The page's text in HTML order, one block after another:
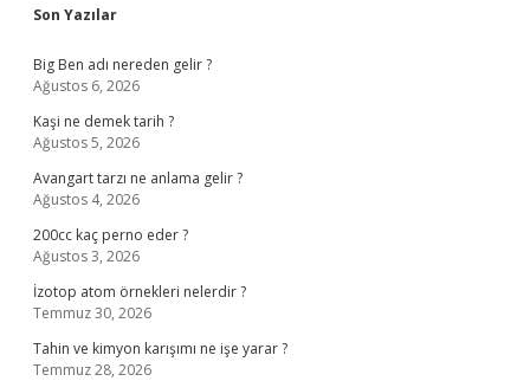
Sidebar
Son Yazılar
Big Ben adı nereden gelir ?
Ağustos 6, 2026
Kaşi ne demek tarih ?
Ağustos 5, 2026
Avangart tarzı ne anlama gelir ?
Ağustos 4, 2026
200cc kaç perno eder ?
Ağustos 3, 2026
İzotop atom örnekleri nelerdir ?
Temmuz 30, 2026
Tahin ve kimyon karışımı ne işe yarar ?
Temmuz 28, 2026